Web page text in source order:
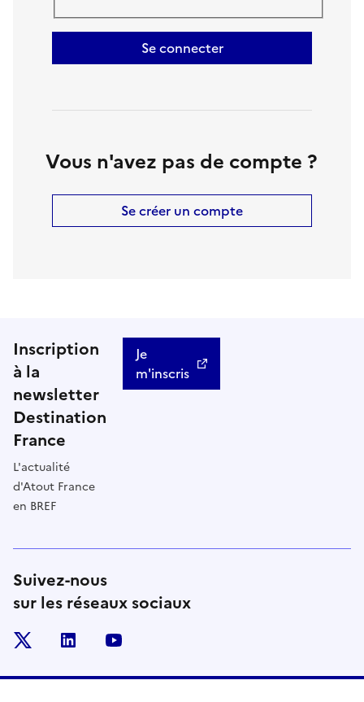
Se connecter
Vous n'avez pas de compte ?
Se créer un compte
Inscription
à la
newsletter
Destination
France
L'actualité
d'Atout France
en BREF
Je
m'inscris
Suivez-nous
sur les réseaux sociaux
linkedin